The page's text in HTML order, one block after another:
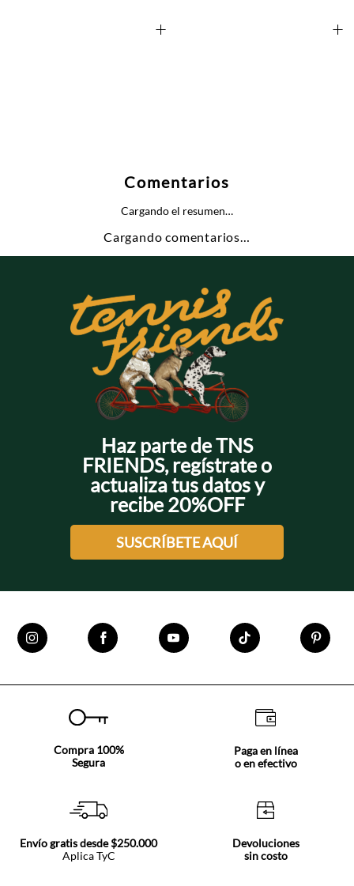
+ +
Comentarios
Cargando el resumen…
Cargando comentarios…
Haz parte de TNS
FRIENDS, regístrate o
actualiza tus datos y
recibe 20%OFF
SUSCRÍBETE AQUÍ
Compra 100%
Segura
Paga en línea
o en efectivo
Envío gratis desde $250.000
Aplica TyC
Devoluciones
sin costo